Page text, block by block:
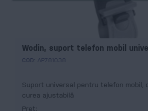
Wodin, suport telefon mobil
COD: AP781038
Suport universal pentru telefon mobil,
curea ajustabilă
Preț